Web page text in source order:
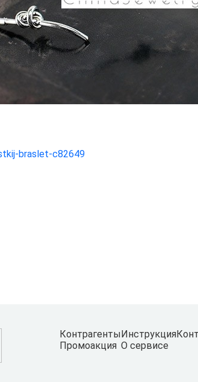
braslet-c82649
Контрагенты
Промоакция
Инструкция
О сервисе